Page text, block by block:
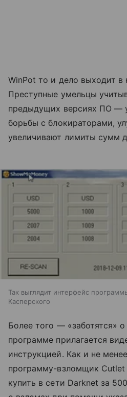
WinPot то и дело выходит
Преступные умельцы
предыдущих версиях ПО —
борьбы с блокираторами,
увеличивают лимиты сумм
Так выглядит интерфейс
Касперского
Более того — «заботятся» о
программе прилагается
инструкцией. Как и не
программу-взломщик
купить в сети Darknet за